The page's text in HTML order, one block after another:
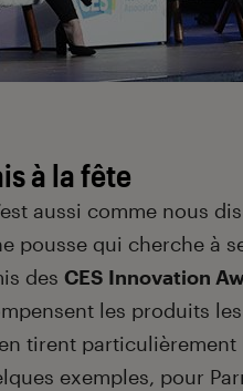
à la fête
aussi comme nous
pousse qui cherche à
des CES Innovation
les produits
tirent particulièrement
exemples, pour